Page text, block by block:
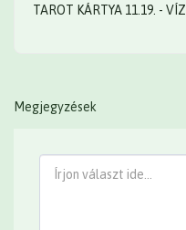
TAROT KÁRTYA 11.19. - VÍZ
Megjegyzések